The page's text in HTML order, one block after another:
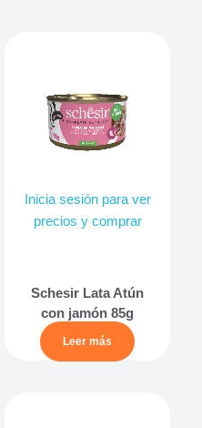
Inicia sesión para ver
precios y comprar
Schesir Lata Atún
con jamón 85g
Leer más